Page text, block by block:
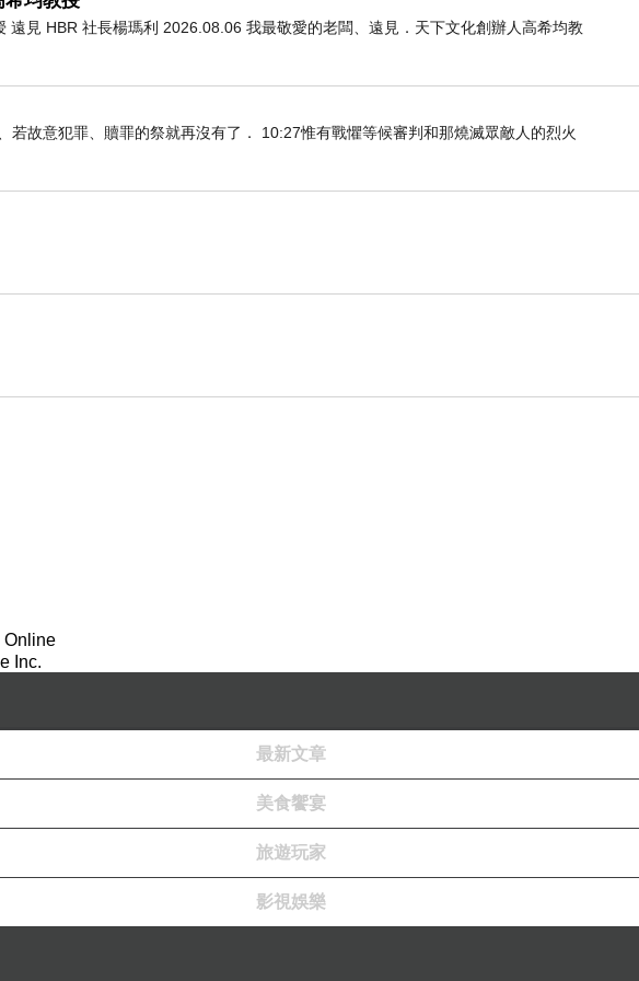
見 HBR 社長楊瑪利 2026.08.06 我最敬愛的老闆、遠見．天下文化創辦人高希均教
故意犯罪、贖罪的祭就再沒有了． 10:27惟有戰懼等候審判和那燒滅眾敵人的烈火
Online
Inc.
最新文章
美食饗宴
旅遊玩家
影視娛樂